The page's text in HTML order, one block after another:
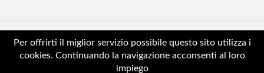
Copyright © 2018-2021 Ponza Immobiliare - Tutti i diritti
riservati - P.Iva 02605320593
Per offrirti il miglior servizio possibile questo sito utilizza i
cookies. Continuando la navigazione acconsenti al loro
impiego